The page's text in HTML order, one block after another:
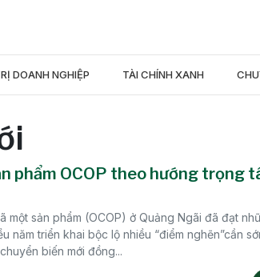
DOANH NGHIỆP TÀI CHÍNH XANH
phẩm OCOP theo hướng trọng
một sản phẩm (OCOP) ở Quảng Ngãi đã đạt
năm triển khai bộc lộ nhiều “điểm nghẽn”cần
biến mới đồng...